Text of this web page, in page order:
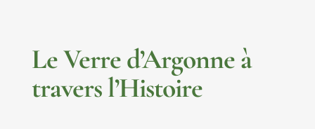
Le Verre d’Argonne à
travers l’Histoire